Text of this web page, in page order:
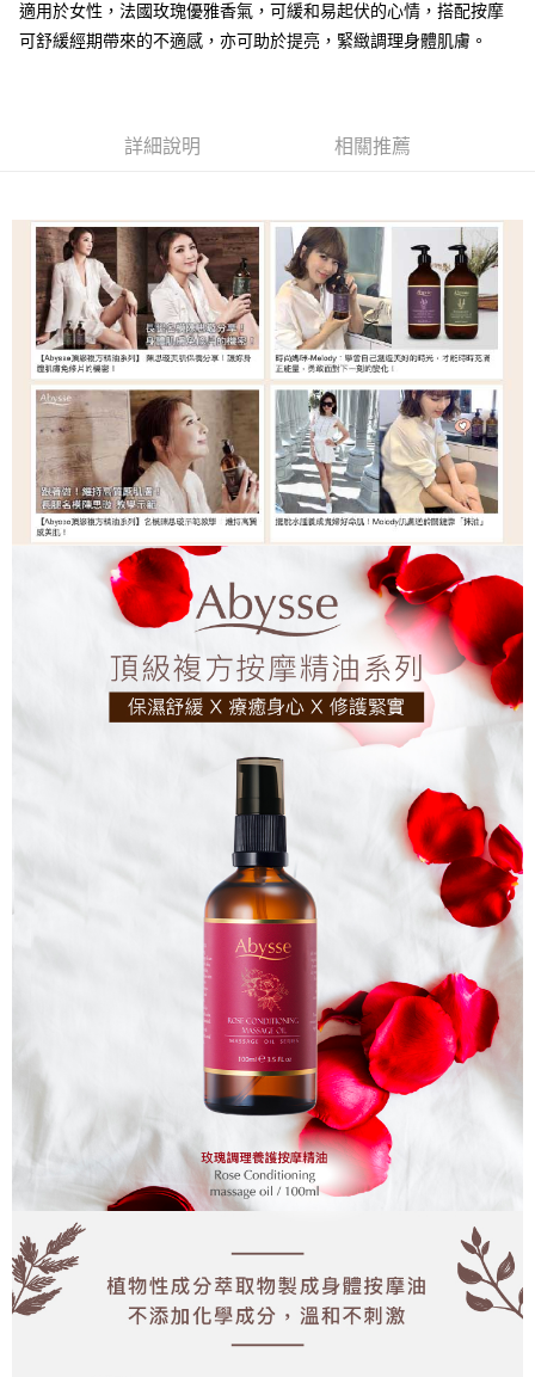
ATM付款
每筆NT$80，滿NT$2,000(含以上)免運費
每筆NT$120，滿NT$2,000(含以上)免運費
適用於女性，法國玫瑰優雅香氣，可緩和易起伏的心情，搭配按摩
可舒緩經期帶來的不適感，亦可助於提亮，緊緻調理身體肌膚。
詳細說明 相關推薦